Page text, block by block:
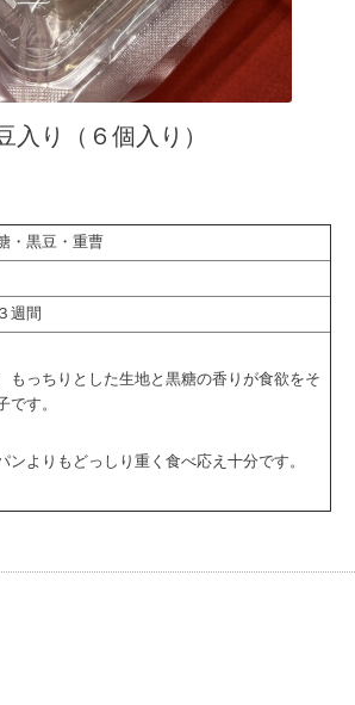
入り（６個入り）
・黒豆・重曹
週間
もっちりとした生地と黒糖の香りが食欲をそ
です。
ンよりもどっしり重く食べ応え十分です。